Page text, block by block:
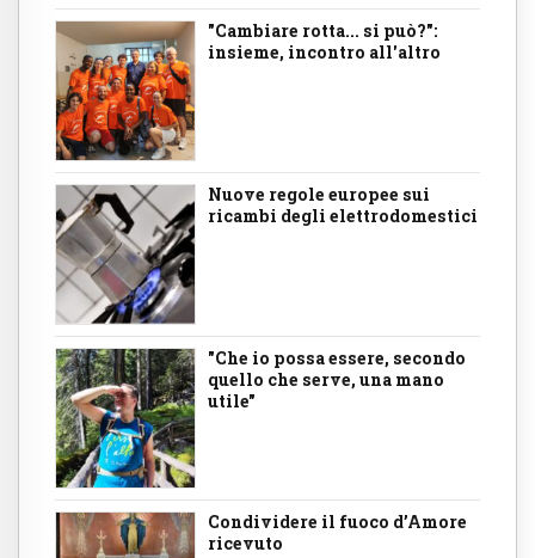
"Cambiare rotta... si può?":
insieme, incontro all'altro
Nuove regole europee sui
ricambi degli elettrodomestici
"Che io possa essere, secondo
quello che serve, una mano
utile"
Condividere il fuoco d’Amore
ricevuto